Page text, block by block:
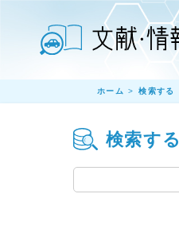
ホーム 検索する
検索する